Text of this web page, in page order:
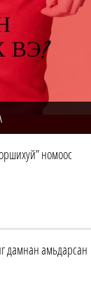
номоос
дамнан амьдарсан